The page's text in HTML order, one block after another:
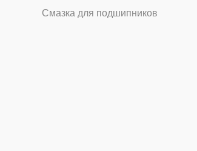
Смазка для подшипников